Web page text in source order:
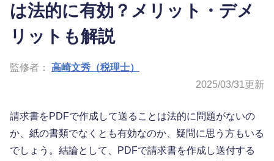
は法的に有効？メリット・デメ
リットも解説
監修者： 高崎文秀（税理士）
2025/03/31更新
請求書をPDFで作成して送ることは法的に問題がないの
か、紙の書類でなくとも有効なのか、疑問に思う方もいる
でしょう。結論として、PDFで請求書を作成し送付する